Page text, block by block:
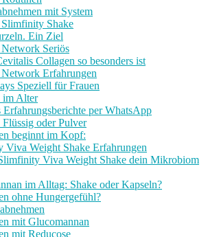
mit System
Shake
Ein Ziel
Seriös
Collagen so besonders ist
Erfahrungen
Speziell für Frauen
im Alter
per WhatsApp
oder Pulver
beginnt im Kopf:
Viva Weight Shake Erfahrungen
Viva Weight Shake dein Mikrobiom
im Alltag: Shake oder Kapseln?
ohne Hungergefühl?
mit Glucomannan
mit Reducose